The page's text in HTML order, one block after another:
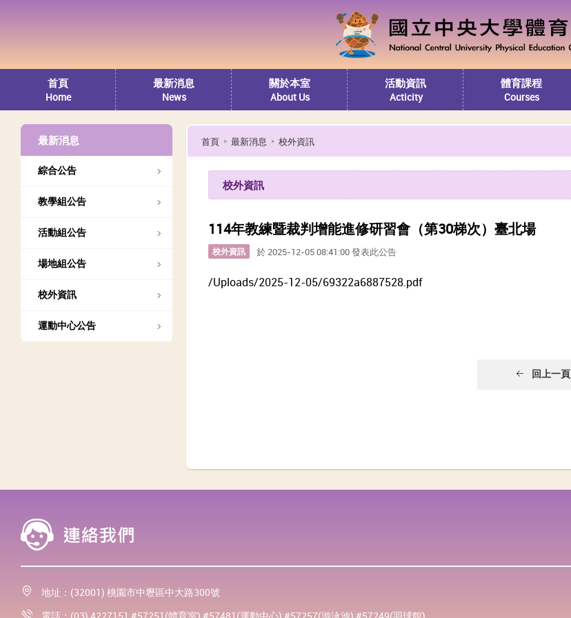
首頁
Home
最新消息
News
關於本室
About Us
活動資訊
Acticity
體育課程
Courses
最新消息
綜合公告
教學組公告
活動組公告
場地組公告
校外資訊
運動中心公告
首頁 最新消息 校外資訊
校外資訊
114年教練暨裁判增能進修研習會（第30梯次）臺北場
校外資訊 於 2025-12-05 08:41:00 發表此公告
/Uploads/2025-12-05/69322a6887528.pdf
回上一頁
地址：(32001) 桃園市中壢區中大路300號